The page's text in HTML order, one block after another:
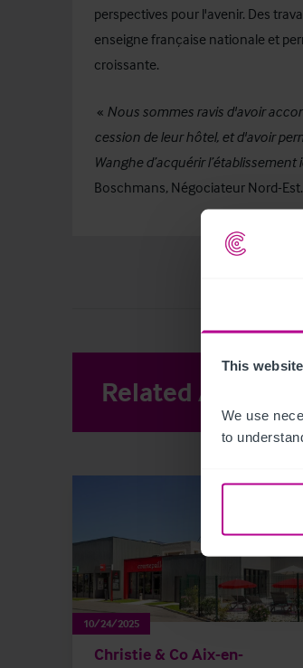
This
We use
to
perspectives pour l'avenir. Des
enseigne française nationale et
croissante.
« Nous sommes ravis d'avoir
cession de leur hôtel, et d'avoir
Wanghe d’acquérir
Boschmans, Négociateur Nord-
Related Articles
10/24/2025
Christie & Co Aix-en-